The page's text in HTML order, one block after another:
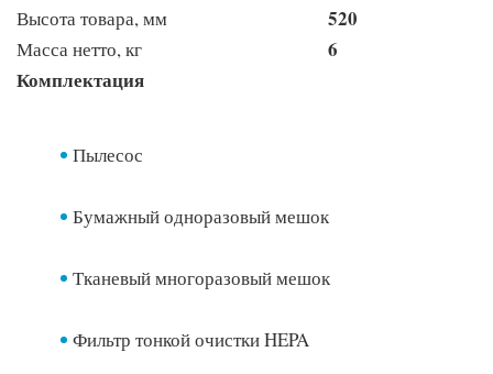
Высота товара, мм 520
Масса нетто, кг
6
Комплектация
Пылесос
Бумажный одноразовый мешок
Тканевый многоразовый мешок
Фильтр тонкой очистки HEPA